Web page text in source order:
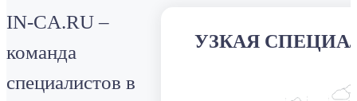
IN-CA.RU –
команда
специалистов в
УЗКАЯ